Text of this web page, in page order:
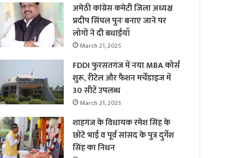
अमेठी कांग्रेस कमेटी जिला अध्यक्ष
प्रदीप सिंघल पुनः बनाए जाने पर
लोगों ने दी बधाईयाँ
March 21, 2025
FDDI फुरसतगंज में नया MBA कोर्स
शुरू, रीटेल और फैशन मर्चेंडाइज में
30 सीटें उपलब्ध
March 21, 2025
शाहगंज के विधायक रमेश सिंह के
छोटे भाई व पूर्व सांसद के पुत्र दुर्गेश
सिंह का निधन